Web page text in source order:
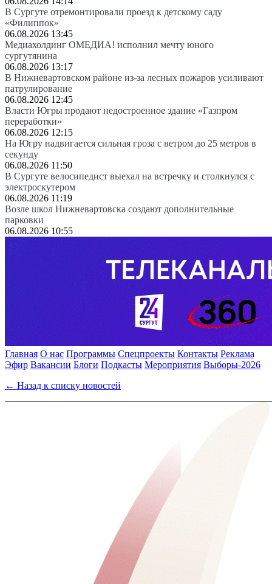
В Сургуте отремонтировали проезд к детскому саду
«Филиппок»
06.08.2026 13:45
Медиахолдинг ОМЕДИА! исполнил мечту юного
сургутянина
06.08.2026 13:17
В Нижневартовском районе из-за лесных пожаров усиливают
патрулирование
06.08.2026 12:45
Власти Югры продают недостроенное здание «Газпром
переработки»
06.08.2026 12:15
На Югру надвигается сильная гроза с ветром до 25 метров в
секунду
06.08.2026 11:50
В Сургуте велосипедист выехал на встречку и столкнулся с
электроскутером
06.08.2026 11:19
Возле школ Нижневартовска создают дополнительные
парковки
06.08.2026 10:55
Главная О нас Программы Спецпроекты Контакты Реклама
Эфир Вакансии Блоги Подкасты Мероприятия Выборы-2026
← Назад к списку новостей